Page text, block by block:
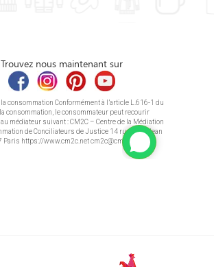
Trouvez nous maintenant sur
consommation Conformément à l’article L.616-1 du
la consommation, le consommateur peut recourir
médiateur suivant : CM2C – Centre de la Médiation
de Conciliateurs de Justice 14 rue Saint Jean
Paris https://www.cm2c.net cm2c@cm2c.net